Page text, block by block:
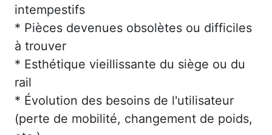
intempestifs
* Pièces devenues obsolètes ou difficiles
à trouver
* Esthétique vieillissante du siège ou du
rail
* Évolution des besoins de l'utilisateur
(perte de mobilité, changement de poids,